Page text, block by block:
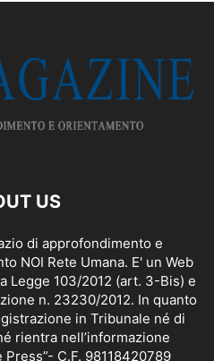
US
di approfondimento e
NOI Rete Umana. E' un Web
Legge 103/2012 (art. 3-Bis) e
n. 23230/2012. In quanto
in Tribunale né di
rientra nell’informazione
C.F. 98118420789